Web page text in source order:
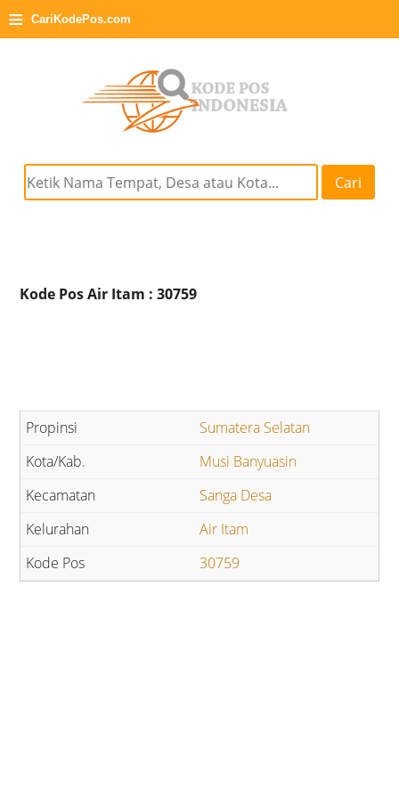
≡ CariKodePos.com
Cari
Kode Pos Air Itam : 30759
Sumatera Selatan
Musi Banyuasin
Sanga Desa
Air Itam
30759